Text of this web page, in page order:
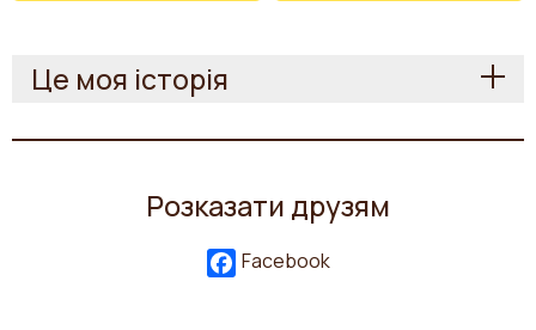
Це моя історія
Розказати друзям
Facebook